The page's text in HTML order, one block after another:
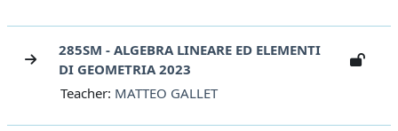
285SM - ALGEBRA LINEARE ED ELEMENTI
DI GEOMETRIA 2023
Teacher: MATTEO GALLET